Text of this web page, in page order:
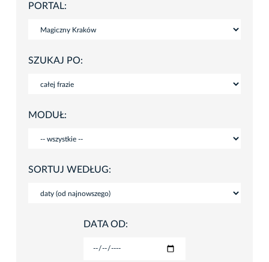
PORTAL:
SZUKAJ PO:
MODUŁ:
SORTUJ WEDŁUG:
DATA OD: